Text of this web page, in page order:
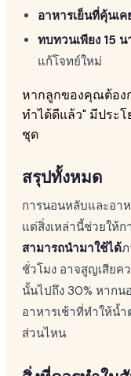
อาหารเย็นที่คุ้นเค
ทบทวนเพียง 15
แก้โจทย์ใหม่
หากลูกของคุณต้อง
ทำได้ดีแล้ว" มีประ
ชุด
สรุปทั้งหมด
การนอนหลับและอา
แต่สิ่งเหล่านี้ช่วยให้
สามารถนำมาใช้ได้
ชั่วโมง อาจสูญเสียค
นั้นไปถึง 30% หากน
อาหารเช้าที่ทำให้น้
ส่วนไหน